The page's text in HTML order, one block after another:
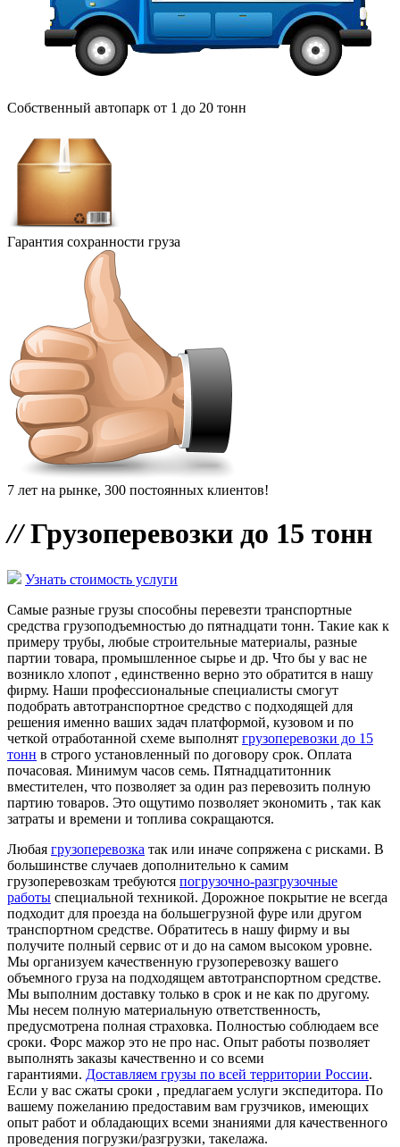
Собственный автопарк от 1 до 20 тонн
Гарантия сохранности груза
7 лет на рынке, 300 постоянных клиентов!
//Грузоперевозки до 15 тонн
Узнать стоимость услуги
Самые разные грузы способны перевезти транспортные
средства грузоподъемностью до пятнадцати тонн. Такие как к
примеру трубы, любые строительные материалы, разные
партии товара, промышленное сырье и др. Что бы у вас не
возникло хлопот , единственно верно это обратится в нашу
фирму. Наши профессиональные специалисты смогут
подобрать автотранспортное средство с подходящей для
решения именно ваших задач платформой, кузовом и по
четкой отработанной схеме выполнят грузоперевозки до 15
тонн в строго установленный по договору срок. Оплата
почасовая. Минимум часов семь. Пятнадцатитонник
вместителен, что позволяет за один раз перевозить полную
партию товаров. Это ощутимо позволяет экономить , так как
затраты и времени и топлива сокращаются.
Любая грузоперевозка так или иначе сопряжена с рисками. В
большинстве случаев дополнительно к самим
грузоперевозкам требуются погрузочно-разгрузочные
работы специальной техникой. Дорожное покрытие не всегда
подходит для проезда на большегрузной фуре или другом
транспортном средстве. Обратитесь в нашу фирму и вы
получите полный сервис от и до на самом высоком уровне.
Мы организуем качественную грузоперевозку вашего
объемного груза на подходящем автотранспортном средстве.
Мы выполним доставку только в срок и не как по другому.
Мы несем полную материальную ответственность,
предусмотрена полная страховка. Полностью соблюдаем все
сроки. Форс мажор это не про нас. Опыт работы позволяет
выполнять заказы качественно и со всеми
гарантиями. Доставляем грузы по всей территории России.
Если у вас сжаты сроки , предлагаем услуги экспедитора. По
вашему пожеланию предоставим вам грузчиков, имеющих
опыт работ и обладающих всеми знаниями для качественного
проведения погрузки/разгрузки, такелажа.